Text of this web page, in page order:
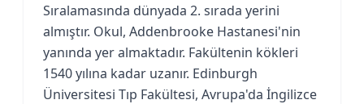
Sıralamasında dünyada 2. sırada yerini
almıştır. Okul, Addenbrooke Hastanesi'nin
yanında yer almaktadır. Fakültenin kökleri
1540 yılına kadar uzanır. Edinburgh
Üniversitesi Tıp Fakültesi, Avrupa'da İngilizce